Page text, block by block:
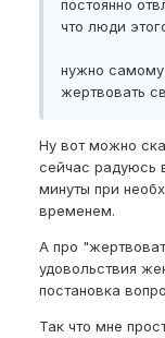
постоянно
что люди
нужно самому
жертвовать
Ну вот можно
сейчас радуюсь
минуты при
временем.
А про
удовольствия
постановка
Так что мне